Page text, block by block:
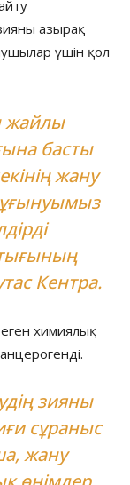
азырақ
үшін қол
жайлы
басты
жану
ұғынуымыз
Кентра.
химиялық
зияны
сұраныс
жану